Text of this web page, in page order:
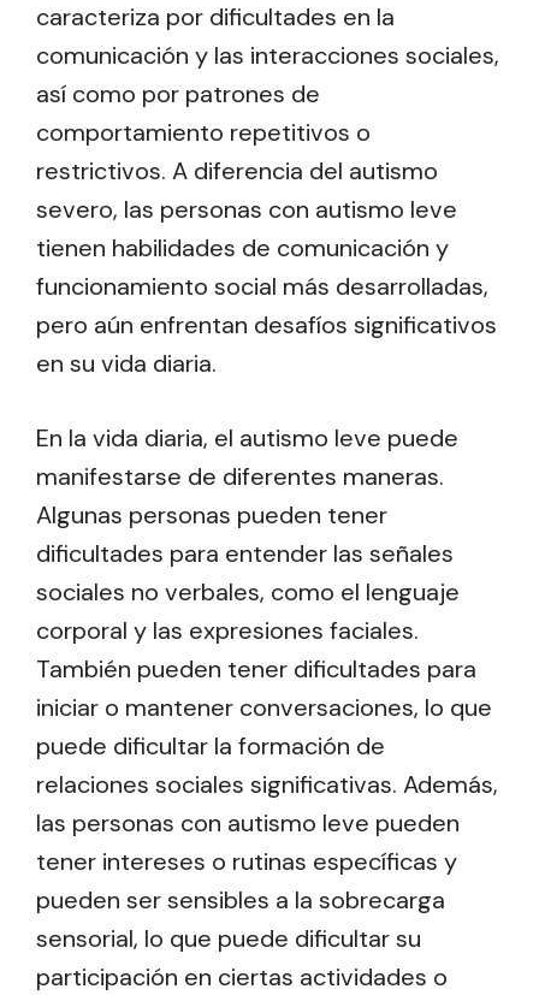
caracteriza por dificultades en la
comunicación y las interacciones sociales,
así como por patrones de
comportamiento repetitivos o
restrictivos. A diferencia del autismo
severo, las personas con autismo leve
tienen habilidades de comunicación y
funcionamiento social más desarrolladas,
pero aún enfrentan desafíos significativos
en su vida diaria.
En la vida diaria, el autismo leve puede
manifestarse de diferentes maneras.
Algunas personas pueden tener
dificultades para entender las señales
sociales no verbales, como el lenguaje
corporal y las expresiones faciales.
También pueden tener dificultades para
iniciar o mantener conversaciones, lo que
puede dificultar la formación de
relaciones sociales significativas. Además,
las personas con autismo leve pueden
tener intereses o rutinas específicas y
pueden ser sensibles a la sobrecarga
sensorial, lo que puede dificultar su
participación en ciertas actividades o